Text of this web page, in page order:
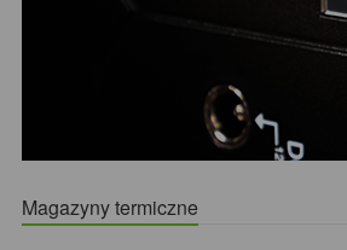
Magazyny termiczne